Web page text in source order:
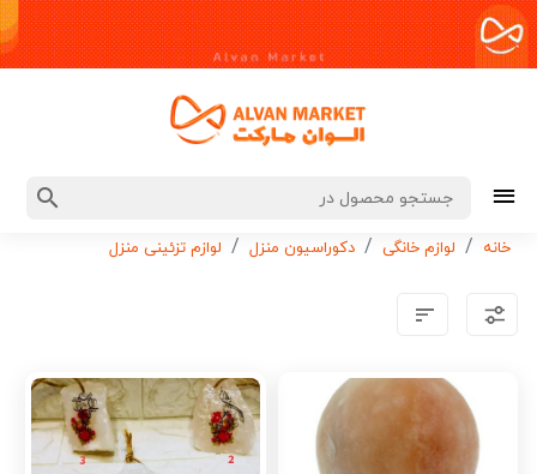
خانه لوازم خانگی دکوراسیون منزل لوازم تزئینی منزل